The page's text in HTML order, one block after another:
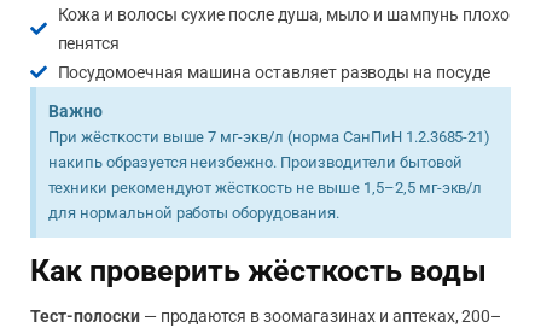
Кожа и волосы сухие после душа, мыло и шампунь плохо
пенятся
Посудомоечная машина оставляет разводы на посуде
Важно
При жёсткости выше 7 мг-экв/л (норма СанПиН 1.2.3685-21)
накипь образуется неизбежно. Производители бытовой
техники рекомендуют жёсткость не выше 1,5–2,5 мг-экв/л
для нормальной работы оборудования.
Как проверить жёсткость воды
Тест-полоски— продаются в зоомагазинах и аптеках, 200–